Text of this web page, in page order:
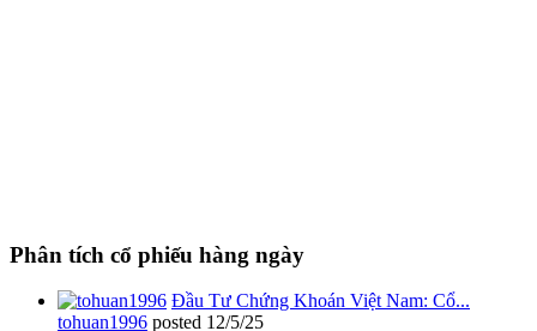
Phân tích cổ phiếu hàng ngày
Đầu Tư Chứng Khoán Việt Nam: Cổ...
tohuan1996 posted 12/5/25